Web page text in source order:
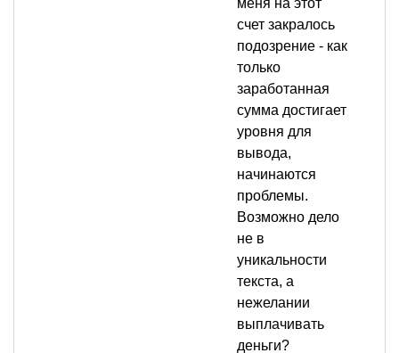
меня на этот
счет закралось
подозрение - как
только
заработанная
сумма достигает
уровня для
вывода,
начинаются
проблемы.
Возможно дело
не в
уникальности
текста, а
нежелании
выплачивать
деньги?